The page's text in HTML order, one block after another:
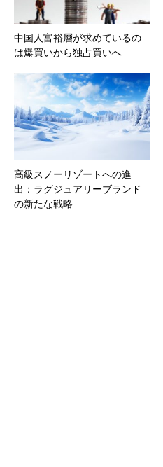
中国人富裕層が求めているの
は爆買いから独占買いへ
高級スノーリゾートへの進
出：ラグジュアリーブランド
の新たな戦略